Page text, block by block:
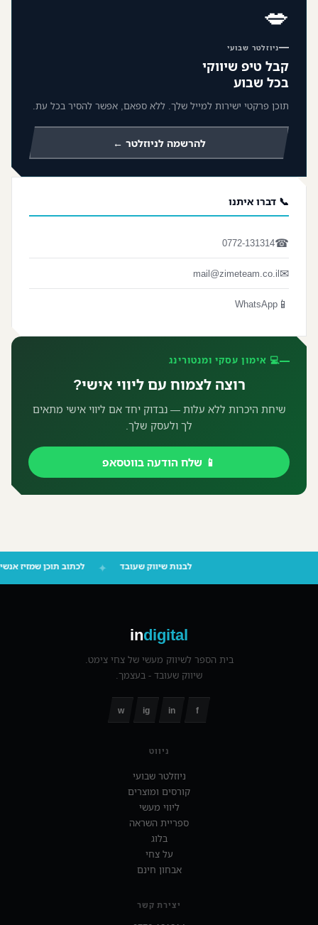
💋
ניוזלטר שבועי
קבל טיפ שיווקי
בכל שבוע
תוכן פרקטי ישירות למייל שלך. ללא ספאם, אפשר להסיר בכל עת.
להרשמה לניוזלטר ←
📞 דברו איתנו
☎
0772-131314
✉
mail@zimeteam.co.il
📱
WhatsApp
💻 אימון עסקי ומנטורינג
רוצה לצמוח עם ליווי אישי?
שיחת היכרות ללא עלות — נבדוק יחד אם ליווי אישי מתאים
לך ולעסק שלך.
📱 שלח הודעה בווטסאפ
לבנות שיווק שעובד ✦ לכתוב תוכן שמזיז
indigital
בית הספר לשיווק מעשי של צחי צימט.
שיווק שעובד - בעצמך.
f
in
ig
w
ניווט
ניוזלטר שבועי
קורסים ומוצרים
ליווי מעשי
ספריית השראה
בלוג
על צחי
אבחון חינם
יצירת קשר